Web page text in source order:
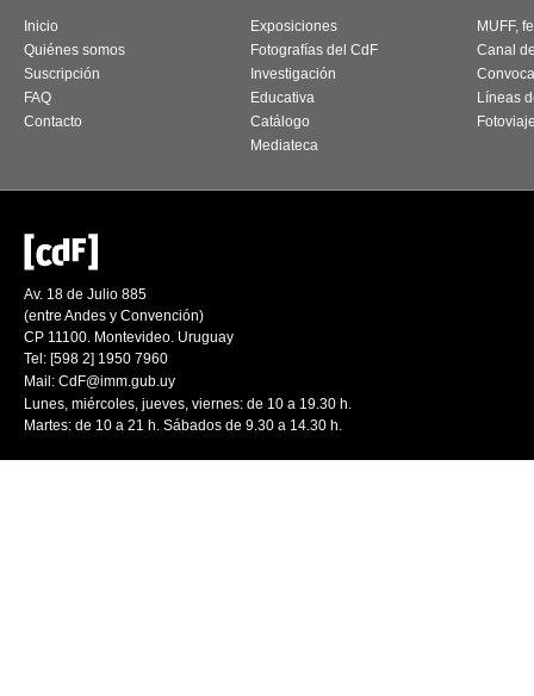
Inicio
Quiénes somos
Suscripción
FAQ
Contacto
Exposiciones
Fotografías del CdF
Investigación
Educativa
Catálogo
Mediateca
MUFF,
Canal
Líneas
Av. 18 de Julio 885
(entre Andes y Convención)
CP 11100. Montevideo. Uruguay
Tel: [598 2] 1950 7960
Mail: CdF@imm.gub.uy
Lunes, miércoles, jueves, viernes: de 10 a 19.30 h.
Martes: de 10 a 21 h. Sábados de 9.30 a 14.30 h.